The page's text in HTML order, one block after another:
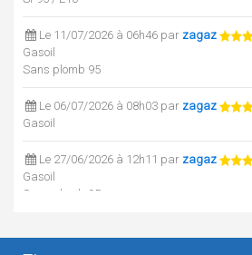
Le 11/07/2026 à 06h46 par zagaz
Gasoil
Sans plomb 95
Le 06/07/2026 à 08h03 par zagaz
Gasoil
Le 27/06/2026 à 12h11 par zagaz
Gasoil
Sans plomb 95